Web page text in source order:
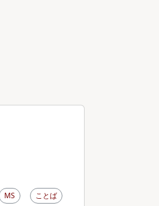
MS
ことば